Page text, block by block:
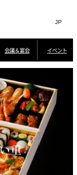
Search
サ
ト
内
検
窓
を
開
言
切
替
え
メ
JP(日本語)
EN
文(简)
한국어(한국어)
Language▼
・エグゼ
フロアの
特典
乾山
新着情報
料理・ケーキ
会議＆宴会
プ
ラ
ン
一
覧
イベント
重